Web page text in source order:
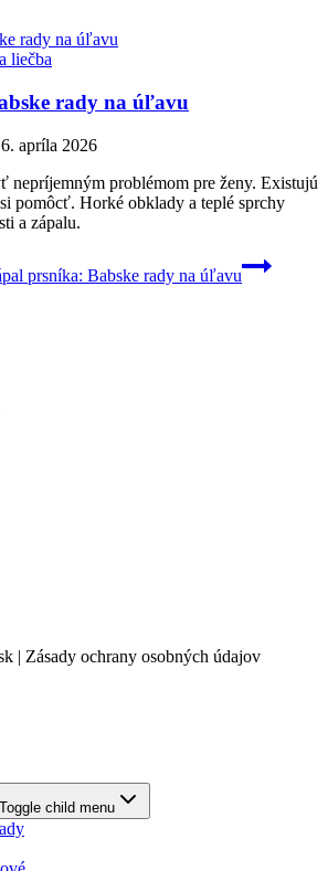
liečba
rady na úľavu
6. apríla 2026
nepríjemným problémom pre ženy. Existujú
pomôcť. Horké obklady a teplé sprchy
a zápalu.
prsníka: Babske rady na úľavu
| Zásady ochrany osobných údajov
Toggle child menu